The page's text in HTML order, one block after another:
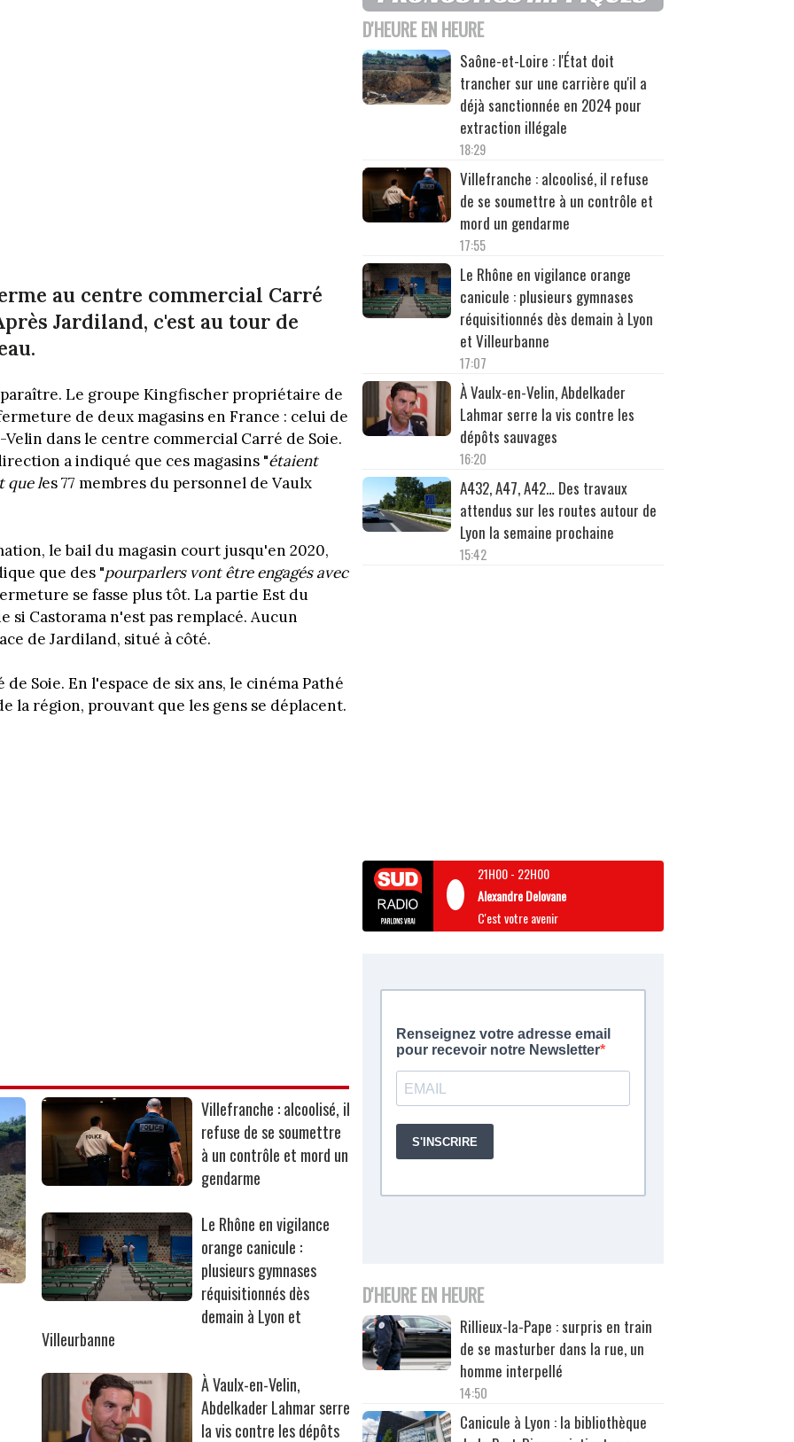
au centre commercial Carré
Jardiland, c'est au tour de
Le groupe Kingfischer propriétaire de
de deux magasins en France : celui de
dans le centre commercial Carré de Soie.
a indiqué que ces magasins "étaient
que les 77 membres du personnel de Vaulx
le bail du magasin court jusqu'en 2020,
que des "pourparlers vont être engagés avec
se fasse plus tôt. La partie Est du
Castorama n'est pas remplacé. Aucun
de Jardiland, situé à côté.
Soie. En l'espace de six ans, le cinéma Pathé
la région, prouvant que les gens se déplacent.
Villefranche : alcoolisé, il
refuse de se soumettre
à un contrôle et mord un
gendarme
Le Rhône en vigilance
orange canicule :
plusieurs gymnases
réquisitionnés dès
demain à Lyon et
Villeurbanne
À Vaulx-en-Velin,
Abdelkader Lahmar serre
la vis contre les dépôts
D'HEURE EN HEURE
Saône-et-Loire : l'État doit
trancher sur une carrière qu'il a
déjà sanctionnée en 2024 pour
extraction illégale
18:29
Villefranche : alcoolisé, il refuse
de se soumettre à un contrôle et
mord un gendarme
17:55
Le Rhône en vigilance orange
canicule : plusieurs gymnases
réquisitionnés dès demain à Lyon
et Villeurbanne
17:07
À Vaulx-en-Velin, Abdelkader
Lahmar serre la vis contre les
dépôts sauvages
16:20
A432, A47, A42… Des travaux
attendus sur les routes autour de
Lyon la semaine prochaine
15:42
21H00- 22H00
Alexandre Delovane
C'est votre avenir
D'HEURE EN HEURE
Rillieux-la-Pape : surpris en train
de se masturber dans la rue, un
homme interpellé
14:50
Canicule à Lyon : la bibliothèque